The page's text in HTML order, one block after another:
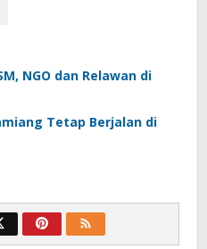
NGO dan Relawan di
Tetap Berjalan di